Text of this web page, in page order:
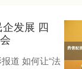
发展 四
道 如何让“法